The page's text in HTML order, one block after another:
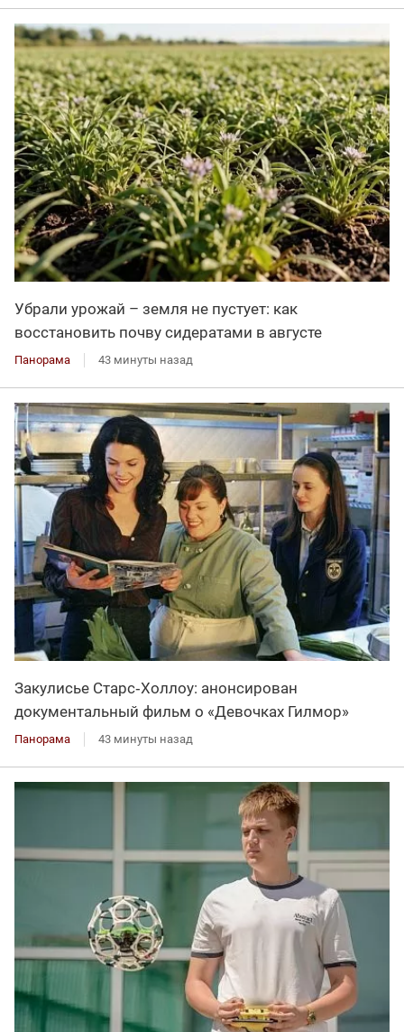
Убрали урожай – земля не пустует: как
восстановить почву сидератами в августе
Панорама 43 минуты назад
Закулисье Старс‑Холлоу: анонсирован
документальный фильм о «Девочках Гилмор»
Панорама 43 минуты назад